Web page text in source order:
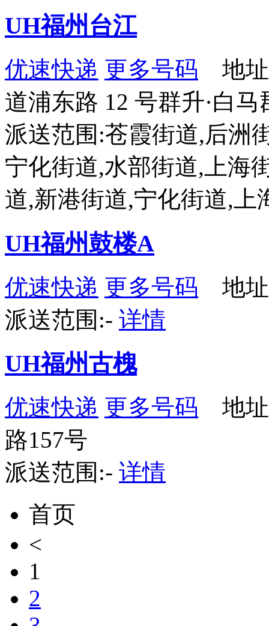
UH福州台江
优速快递 更多号码 地址
道浦东路 12 号群升·白马
派送范围:苍霞街道,后洲
宁化街道,水部街道,上海
道,新港街道,宁化街道,
UH福州鼓楼A
优速快递 更多号码 地址
派送范围:- 详情
UH福州古槐
优速快递 更多号码 地址
路157号
派送范围:- 详情
首页
<
1
2